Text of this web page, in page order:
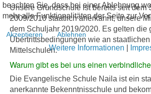
Unsere Grundschule ist bereits seit dem
2009/2010 staatlich anerkannt, unsere
dem Schuljahr 2019/2020. Es gelten die
Übertrittsbedingungen wie an staatlichen
Mittelschulen.
Warum gibt es bei uns einen
Die Evangelische Schule Naila ist ein
anerkannte Bekenntnisschule und
beachten Sie, dass bei einer Ablehnung
mehr alle Funktionalitäten der Seite zur
Akzeptieren Ablehnen
Weitere Informationen